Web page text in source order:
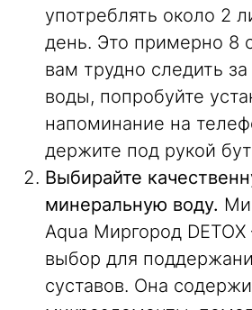
употреблять около 2
день. Это примерно 8
вам трудно следить
воды, попробуйте
напоминание на
держите под рукой
Выбирайте
минеральную воду.
Aqua Миргород
выбор для
суставов. Она